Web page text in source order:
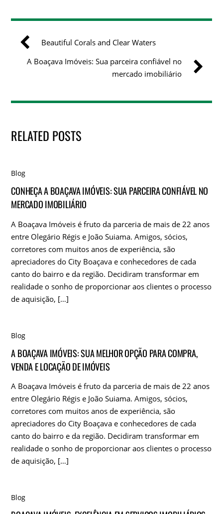
Beautiful Corals and Clear Waters
A Boaçava Imóveis: Sua parceira confiável no
mercado imobiliário
RELATED POSTS
Blog
CONHEÇA A BOAÇAVA IMÓVEIS: SUA PARCEIRA CONFIÁVEL NO
MERCADO IMOBILIÁRIO
A Boaçava Imóveis é fruto da parceria de mais de 22 anos
entre Olegário Régis e João Suiama. Amigos, sócios,
corretores com muitos anos de experiência, são
apreciadores do City Boaçava e conhecedores de cada
canto do bairro e da região. Decidiram transformar em
realidade o sonho de proporcionar aos clientes o processo
de aquisição, […]
Blog
A BOAÇAVA IMÓVEIS: SUA MELHOR OPÇÃO PARA COMPRA,
VENDA E LOCAÇÃO DE IMÓVEIS
A Boaçava Imóveis é fruto da parceria de mais de 22 anos
entre Olegário Régis e João Suiama. Amigos, sócios,
corretores com muitos anos de experiência, são
apreciadores do City Boaçava e conhecedores de cada
canto do bairro e da região. Decidiram transformar em
realidade o sonho de proporcionar aos clientes o processo
de aquisição, […]
Blog